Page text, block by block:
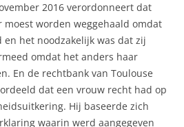
2016 verordonneert dat
worden weggehaald omdat
en het noodzakelijk was dat zij
omdat het anders haar
En de rechtbank van Toulouse
dat een vrouw recht had op
Hij baseerde zich
waarin werd aangegeven